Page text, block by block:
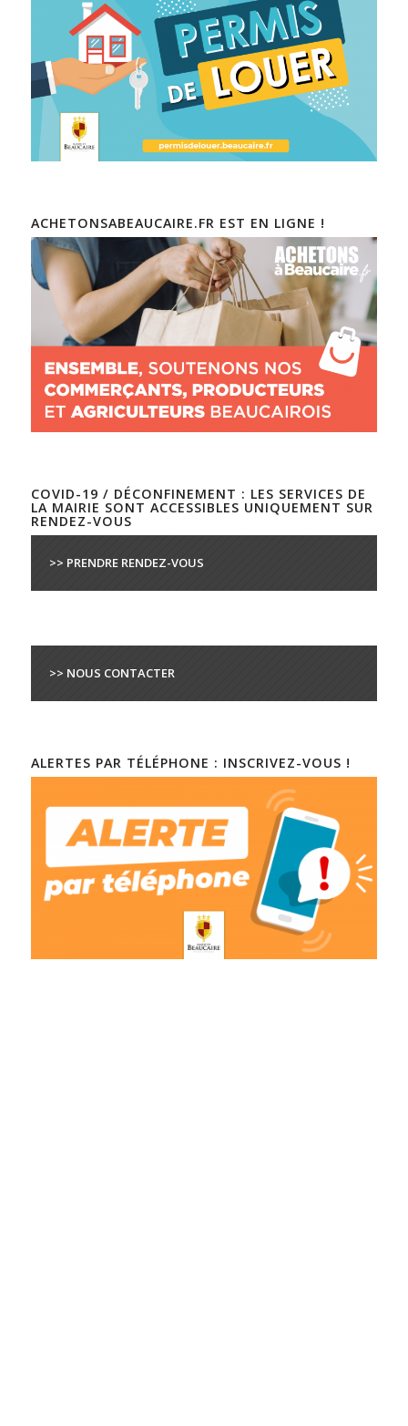
ACHETONSABEAUCAIRE.FR EST EN LIGNE !
COVID-19 / DÉCONFINEMENT : LES SERVICES DE
LA MAIRIE SONT ACCESSIBLES UNIQUEMENT SUR
RENDEZ-VOUS
>> PRENDRE RENDEZ-VOUS
>> NOUS CONTACTER
ALERTES PAR TÉLÉPHONE : INSCRIVEZ-VOUS !